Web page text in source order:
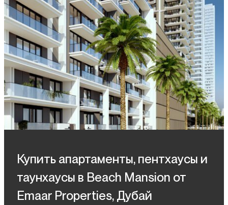
Купить апартаменты, пентхаусы и
таунхаусы в Beach Mansion от
Emaar Properties, Дубай